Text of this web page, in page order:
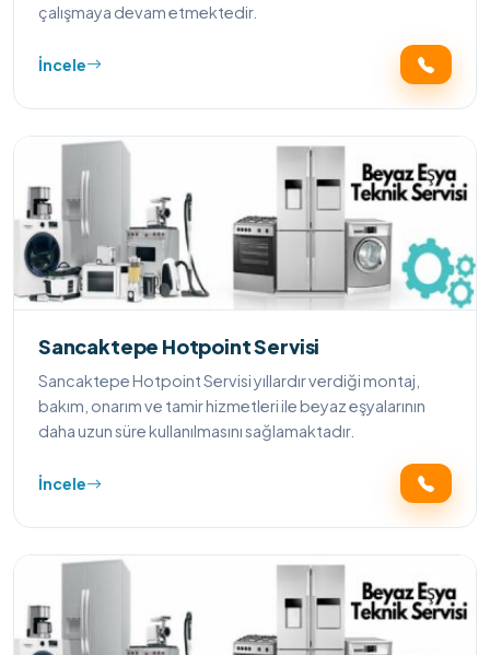
çalışmaya devam etmektedir.
İncele
Sancaktepe Hotpoint Servisi
Sancaktepe Hotpoint Servisi yıllardır verdiği montaj,
bakım, onarım ve tamir hizmetleri ile beyaz eşyalarının
daha uzun süre kullanılmasını sağlamaktadır.
İncele